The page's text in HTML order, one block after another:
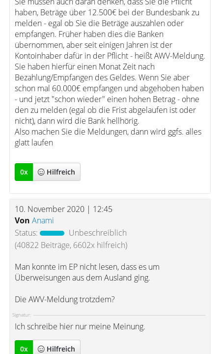
haben, Beträge über 12.500€ bei der Bundesbank zu
melden - egal ob Sie die Beträge auszahlen oder
empfangen. Früher haben dies die Banken
übernommen, aber seit einigen Jahren ist der
Kontoinhaber dafür in der Pflicht - heißt AWV-Meldung.
Sie haben hierfür einen Monat Zeit nach
Bezahlung/Empfangen des Geldes. Wenn Sie aber
schon mal 60.000€ empfangen und abgehoben haben
- und jetzt "schon wieder" einen hohen Betrag - ohne
den zu melden (egal ob die Frist abgelaufen ist oder
nicht), dann wird die Bank hellhörig.
Also machen Sie die Meldungen, dann wird ggfs. alles
glatt laufen
0x Hilfreich
10. November 2020 | 12:45
Von Anami
Status:
Unbeschreiblich
(40822 Beiträge, 6602x hilfreich)
Man konnte im EP nicht lesen, dass es um
Überweisungen aus dem Ausland ging.
Die AWV-Meldung trotzdem?
Signatur:
Ich schreibe hier nur meine Meinung.
0x Hilfreich